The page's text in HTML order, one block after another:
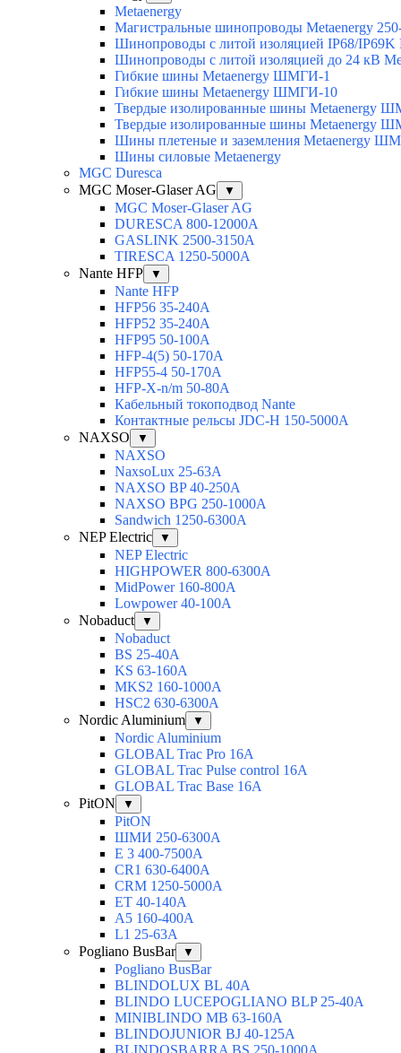
Metaenergy
Магистральные шинопроводы Metaenergy
Шинопроводы с литой изоляцией IP68/IP69K
Шинопроводы с литой изоляцией до 24 кВ
Гибкие шины Metaenergy ШМГИ-1
Гибкие шины Metaenergy ШМГИ-10
Твердые изолированные шины Metaenergy
Твердые изолированные шины Metaenergy
Шины плетеные и заземления Metaenergy
Шины силовые Metaenergy
MGC Duresca
MGC Moser-Glaser AG
▼
MGC Moser-Glaser AG
DURESCA 800-12000А
GASLINK 2500-3150А
TIRESCA 1250-5000А
Nante HFP
▼
Nante HFP
HFP56 35-240A
HFP52 35-240A
HFP95 50-100A
HFP-4(5) 50-170A
HFP55-4 50-170А
HFP-X-n/m 50-80A
Кабельный токоподвод Nante
Контактные рельсы JDC-H 150-5000A
NAXSO
▼
NAXSO
NaxsoLux 25-63A
NAXSO BP 40-250A
NAXSO BPG 250-1000A
Sandwich 1250-6300A
NEP Electric
▼
NEP Electric
HIGHPOWER 800-6300А
MidPower 160-800А
Lowpower 40-100А
Nobaduct
▼
Nobaduct
BS 25-40A
KS 63-160A
MKS2 160-1000A
HSC2 630-6300A
Nordic Aluminium
▼
Nordic Aluminium
GLOBAL Trac Pro 16А
GLOBAL Trac Pulse control 16А
GLOBAL Trac Base 16А
PitON
▼
PitON
ШМИ 250-6300А
Е 3 400-7500А
CR1 630-6400А
CRM 1250-5000А
ЕТ 40-140А
А5 160-400А
L1 25-63А
Pogliano BusBar
▼
Pogliano BusBar
BLINDOLUX BL 40А
BLINDO LUCEPOGLIANO BLP 25-40А
MINIBLINDO MB 63-160А
BLINDOJUNIOR BJ 40-125А